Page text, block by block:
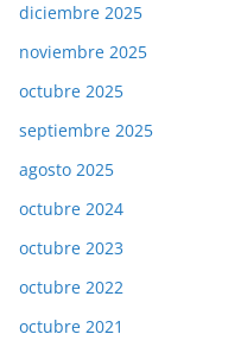
diciembre 2025
noviembre 2025
octubre 2025
septiembre 2025
agosto 2025
octubre 2024
octubre 2023
octubre 2022
octubre 2021